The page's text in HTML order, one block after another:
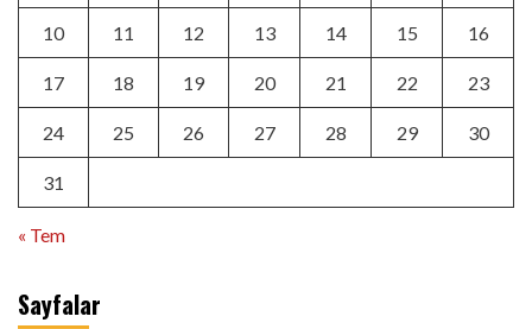
10 11 12 13 14 15 16
17 18 19 20 21 22 23
24 25 26 27 28 29 30
31
« Tem
Sayfalar